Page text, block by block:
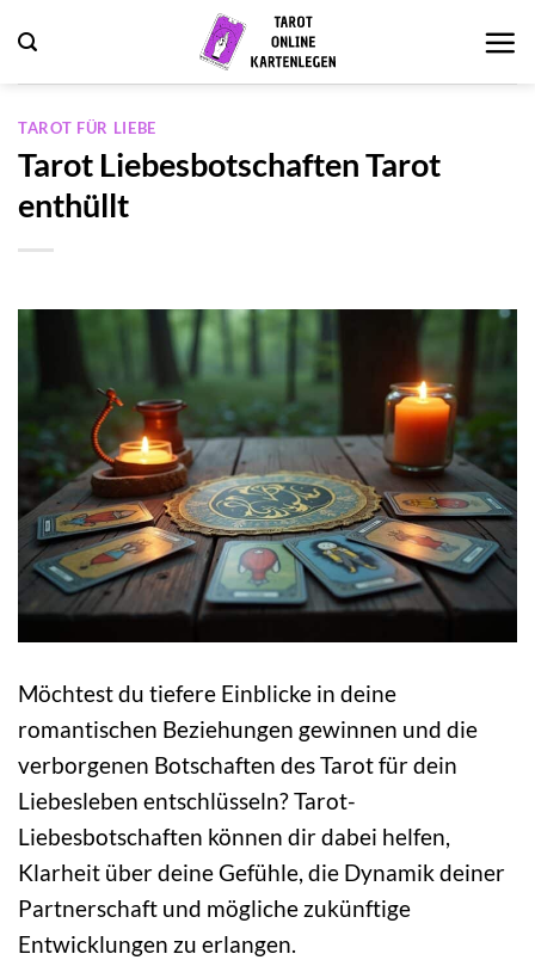
Inhalt
springen
TAROT FÜR LIEBE
Tarot Liebesbotschaften Tarot
enthüllt
Möchtest du tiefere Einblicke in deine
romantischen Beziehungen gewinnen und die
verborgenen Botschaften des Tarot für dein
Liebesleben entschlüsseln? Tarot-
Liebesbotschaften können dir dabei helfen,
Klarheit über deine Gefühle, die Dynamik deiner
Partnerschaft und mögliche zukünftige
Entwicklungen zu erlangen.